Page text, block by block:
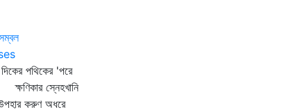
দিকের পথিকের 'পরে
স্নেহখানি
করুণ অধরে